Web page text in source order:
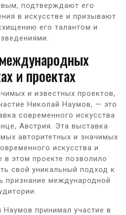
подтверждают его
в искусстве и призывают
его талантом и
и проектах
и известных проектов,
Николай Наумов, — это
современного искусства
Австрия. Эта выставка
авторитетных и значимых
искусства и
в этом проекте позволило
свой уникальный подход к
признание международной
принимал участие в